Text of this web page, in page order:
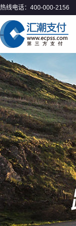
热线电话：400-000-2156